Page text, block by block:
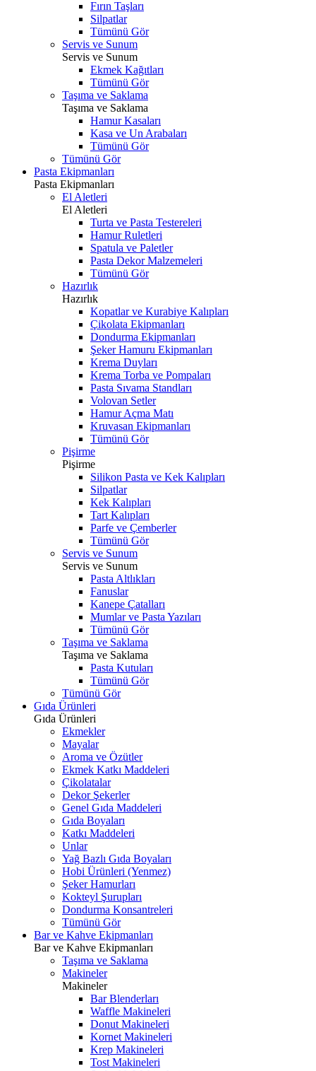
Fırın Taşları
Silpatlar
Tümünü Gör
Servis ve Sunum
Servis ve Sunum
Ekmek Kağıtları
Tümünü Gör
Taşıma ve Saklama
Taşıma ve Saklama
Hamur Kasaları
Kasa ve Un Arabaları
Tümünü Gör
Tümünü Gör
Pasta Ekipmanları
Pasta Ekipmanları
El Aletleri
El Aletleri
Turta ve Pasta Testereleri
Hamur Ruletleri
Spatula ve Paletler
Pasta Dekor Malzemeleri
Tümünü Gör
Hazırlık
Hazırlık
Kopatlar ve Kurabiye Kalıpları
Çikolata Ekipmanları
Dondurma Ekipmanları
Şeker Hamuru Ekipmanları
Krema Duyları
Krema Torba ve Pompaları
Pasta Sıvama Standları
Volovan Setler
Hamur Açma Matı
Kruvasan Ekipmanları
Tümünü Gör
Pişirme
Pişirme
Silikon Pasta ve Kek Kalıpları
Silpatlar
Kek Kalıpları
Tart Kalıpları
Parfe ve Çemberler
Tümünü Gör
Servis ve Sunum
Servis ve Sunum
Pasta Altlıkları
Fanuslar
Kanepe Çatalları
Mumlar ve Pasta Yazıları
Tümünü Gör
Taşıma ve Saklama
Taşıma ve Saklama
Pasta Kutuları
Tümünü Gör
Tümünü Gör
Gıda Ürünleri
Gıda Ürünleri
Ekmekler
Mayalar
Aroma ve Özütler
Ekmek Katkı Maddeleri
Çikolatalar
Dekor Şekerler
Genel Gıda Maddeleri
Gıda Boyaları
Katkı Maddeleri
Unlar
Yağ Bazlı Gıda Boyaları
Hobi Ürünleri (Yenmez)
Şeker Hamurları
Kokteyl Şurupları
Dondurma Konsantreleri
Tümünü Gör
Bar ve Kahve Ekipmanları
Bar ve Kahve Ekipmanları
Taşıma ve Saklama
Makineler
Makineler
Bar Blenderları
Waffle Makineleri
Donut Makineleri
Kornet Makineleri
Krep Makineleri
Tost Makineleri